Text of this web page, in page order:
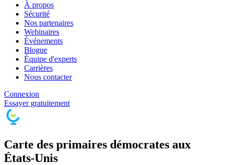
À propos
Sécurité
Nos partenaires
Webinaires
Événements
Blogue
Équipe d'experts
Carrières
Nous contacter
Connexion
Essayer gratuitement
Carte des primaires démocrates aux
États-Unis